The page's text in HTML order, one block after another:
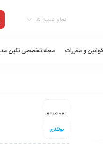
تمام دسته ها
قوانین و مقررات مجله تخصصی تکین مد
بولگاری